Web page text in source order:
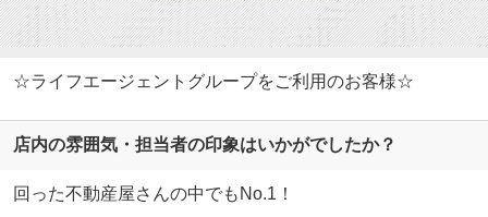
☆ライフエージェントグループをご利用のお客様☆
店内の雰囲気・担当者の印象はいかがでしたか？
回った不動産屋さんの中でもNo.1！